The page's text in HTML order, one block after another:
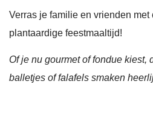
Verras je familie en vrienden met
plantaardige feestmaaltijd!
Of je nu gourmet of fondue kiest,
balletjes of falafels smaken